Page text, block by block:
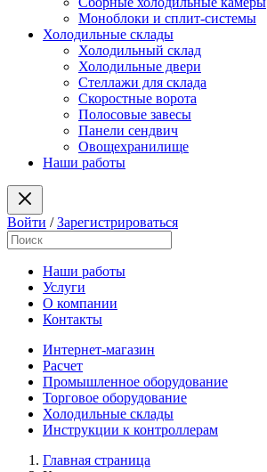
Моноблоки и сплит-системы
Холодильные склады
Холодильный склад
Холодильные двери
Стеллажи для склада
Скоростные ворота
Полосовые завесы
Панели сендвич
Овощехранилище
Наши работы
Войти /Зарегистрироваться
Наши работы
Услуги
О компании
Контакты
Интернет-магазин
Расчет
Промышленное оборудование
Торговое оборудование
Холодильные склады
Инструкции к контроллерам
Главная страница